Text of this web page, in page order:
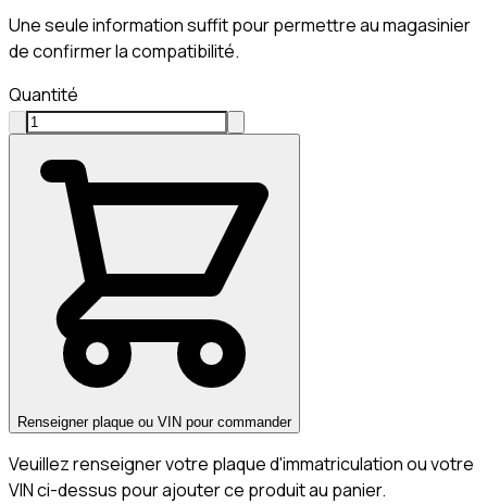
Une seule information suffit pour permettre au magasinier
de confirmer la compatibilité.
Quantité
Renseigner plaque ou VIN pour commander
Veuillez renseigner votre plaque d'immatriculation ou votre
VIN ci-dessus pour ajouter ce produit au panier.